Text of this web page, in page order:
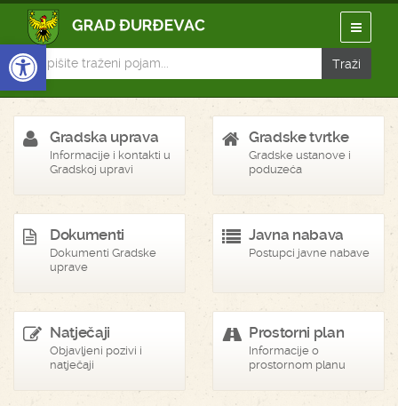
Open toolbar
Gradska uprava
Informacije i kontakti u
Gradskoj upravi
Gradske tvrtke
Gradske ustanove i
poduzeća
Dokumenti
Dokumenti Gradske
uprave
Javna nabava
Postupci javne nabave
Natječaji
Objavljeni pozivi i
natječaji
Prostorni plan
Informacije o
prostornom planu